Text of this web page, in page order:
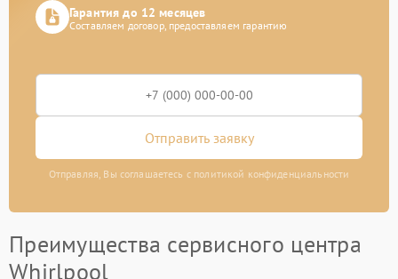
Гарантия до 12 месяцев
Составляем договор, предоставляем гарантию
Отправить заявку
Отправляя, Вы соглашаетесь с политикой конфиденциальности
Преимущества сервисного центра
Whirlpool